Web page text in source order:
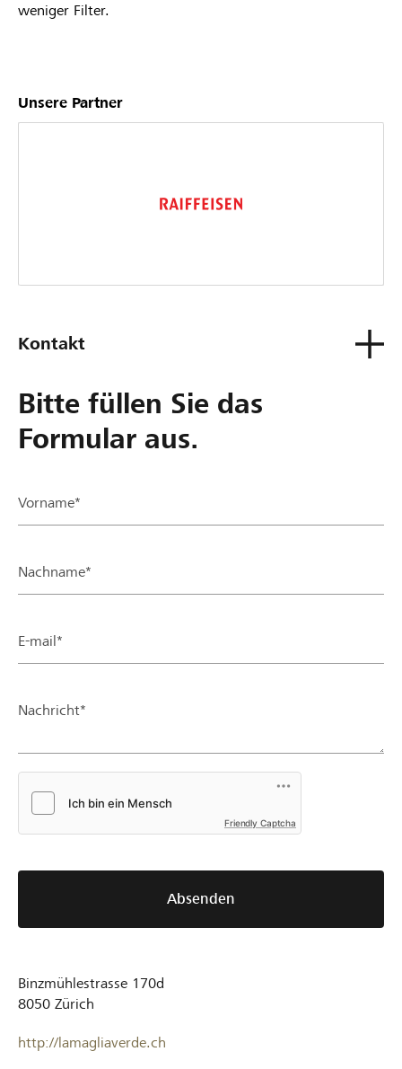
weniger Filter.
Unsere Partner
Kontakt
Bitte füllen Sie das
Formular aus.
Vorname*
Nachname*
E-mail*
Nachricht*
Friendly Captcha
Absenden
Binzmühlestrasse 170d
8050 Zürich
http://lamagliaverde.ch